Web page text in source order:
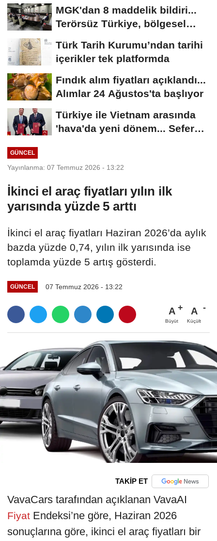
MGK'dan 8 maddelik bildiri...
Terörsüz Türkiye, bölgesel
Türk Tarih Kurumu’ndan tarihi
içerikler tek platformda
Fındık alım fiyatları açıklandı...
Alımlar 24 Ağustos'ta başlıyor
Türkiye ile Vietnam arasında
'hava'da yeni dönem... Sefer
GÜNCEL
Yayınlanma: 07 Temmuz 2026 - 13:22
İkinci el araç fiyatları yılın ilk
yarısında yüzde 5 arttı
İkinci el araç fiyatları Haziran 2026’da aylık
bazda yüzde 0,74, yılın ilk yarısında ise
toplamda yüzde 5 artış gösterdi.
GÜNCEL 07 Temmuz 2026 - 13:22
A
Büyüt
A
Küçült
TAKİP ET
VavaCars tarafından açıklanan VavaAI
Fiyat Endeksi’ne göre, Haziran 2026
sonuçlarına göre, ikinci el araç fiyatları bir